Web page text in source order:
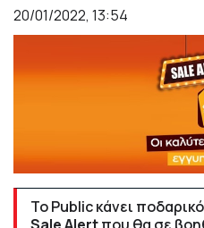
20/01/2022, 13:54
Το Public κάνει